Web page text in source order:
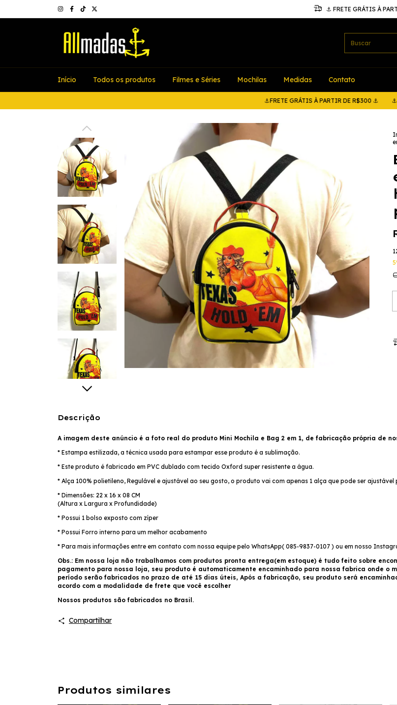
⚓ FRETE GRÁTIS À
Início Todos os produtos Filmes e Séries Mochilas Medidas Contato
⚓FRETE GRÁTIS À PARTIR DE R$300 ⚓ ⚓FRETE
Descrição
A imagem deste anúncio é a foto real do produto Mini Mochila e Bag 2 em 1, de fabricação própria de
* Estampa estilizada, a técnica usada para estampar esse produto é a sublimação.
* Este produto é fabricado em PVC dublado com tecido Oxford super resistente a água.
* Alça 100% polietileno, Regulável e ajustável ao seu gosto, o produto vai com apenas 1 alça que pode ser
* Dimensões: 22 x 16 x 08 CM
(Altura x Largura x Profundidade)
* Possui 1 bolso exposto com zíper
* Possui Forro interno para um melhor acabamento
* Para mais informações entre em contato com nossa equipe pelo WhatsApp( 085-9837-0107 ) ou em nosso
Obs.: Em nossa loja não trabalhamos com produtos pronta entrega(em estoque) é tudo feito sobre
pagamento para nossa loja, seu produto é automaticamente encaminhado para nossa fabrica onde o
período serão fabricados no prazo de até 15 dias úteis, Após a fabricação, seu produto será
acordo com a modalidade de frete que você escolher
Nossos produtos são fabricados no Brasil.
Compartilhar
Produtos similares